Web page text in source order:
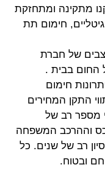
מתקינה ומתחזקת
חימום תת
של חברת
החום בבית .
חימום
התקן המחירים
מספר רב של
וההרכב המשפחה
רב של שנים. כל
ובטוח.